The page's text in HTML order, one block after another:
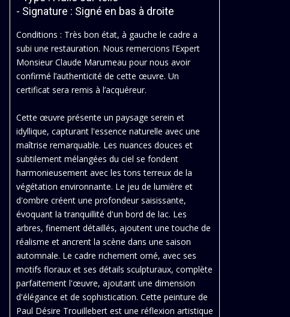
- Signature : Signé en bas à droite
Conditions : Très bon état, à gauche le cadre a
subi une restauration. Nous remercions l’Expert
Monsieur Claude Marumeau pour nous avoir
confirmé l’authenticité de cette œuvre. Un
certificat sera remis à l’acquéreur.
Cette œuvre présente un paysage serein et
idyllique, capturant l'essence naturelle avec une
maîtrise remarquable. Les nuances douces et
subtilement mélangées du ciel se fondent
harmonieusement avec les tons terreux de la
végétation environnante. Le jeu de lumière et
d'ombre créent une profondeur saisissante,
évoquant la tranquillité d'un bord de lac. Les
arbres, finement détaillés, ajoutent une touche de
réalisme et ancrent la scène dans une saison
automnale. Le cadre richement orné, avec ses
motifs floraux et ses détails sculpturaux, complète
parfaitement l'œuvre, ajoutant une dimension
d'élégance et de sophistication. Cette peinture de
Paul Désire Trouillebert est une réflexion artistique